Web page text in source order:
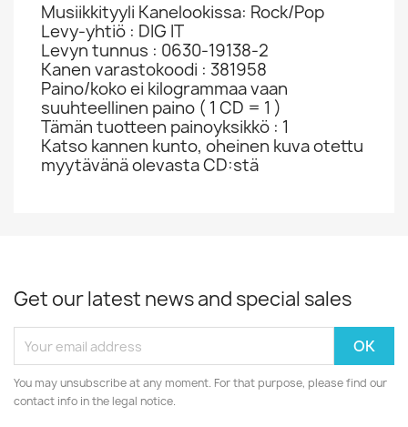
Musiikkityyli Kanelookissa: Rock/Pop
Levy-yhtiö : DIG IT
Levyn tunnus : 0630-19138-2
Kanen varastokoodi : 381958
Paino/koko ei kilogrammaa vaan
suuhteellinen paino ( 1 CD = 1 )
Tämän tuotteen painoyksikkö : 1
Katso kannen kunto, oheinen kuva otettu
myytävänä olevasta CD:stä
Get our latest news and special sales
You may unsubscribe at any moment. For that purpose, please find our
contact info in the legal notice.